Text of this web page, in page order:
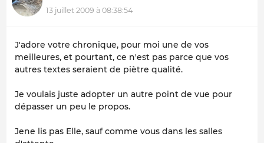
13 juillet 2009 à 08:38:54
J'adore votre chronique, pour moi une de vos
meilleures, et pourtant, ce n'est pas parce que vos
autres textes seraient de piètre qualité.
Je voulais juste adopter un autre point de vue pour
dépasser un peu le propos.
Jene lis pas Elle, sauf comme vous dans les salles